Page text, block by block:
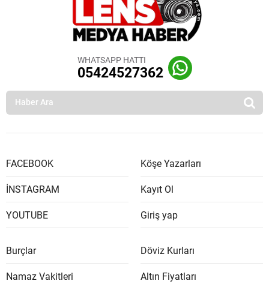
WHATSAPP HATTI
05424527362
FACEBOOK
İNSTAGRAM
YOUTUBE
Köşe Yazarları
Kayıt Ol
Giriş yap
Burçlar
Namaz Vakitleri
Döviz Kurları
Altın Fiyatları